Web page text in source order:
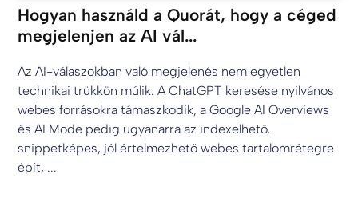
Hogyan használd a Quorát, hogy a céged
megjelenjen az AI vál...
Az AI-válaszokban való megjelenés nem egyetlen
technikai trükkön múlik. A ChatGPT keresése nyilvános
webes forrásokra támaszkodik, a Google AI Overviews
és AI Mode pedig ugyanarra az indexelhető,
snippetképes, jól értelmezhető webes tartalomrétegre
épít, ...